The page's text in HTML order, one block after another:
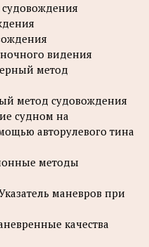
видения
метод
метод судовождения
судном на
авторулевого тина
методы
маневров при
качества